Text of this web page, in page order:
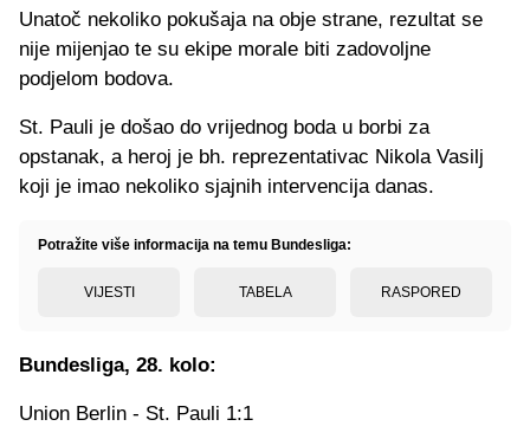
Unatoč nekoliko pokušaja na obje strane, rezultat se
nije mijenjao te su ekipe morale biti zadovoljne
podjelom bodova.
St. Pauli je došao do vrijednog boda u borbi za
opstanak, a heroj je bh. reprezentativac Nikola Vasilj
koji je imao nekoliko sjajnih intervencija danas.
Potražite više informacija na temu Bundesliga:
VIJESTI TABELA RASPORED
Bundesliga, 28. kolo:
Union Berlin - St. Pauli 1:1